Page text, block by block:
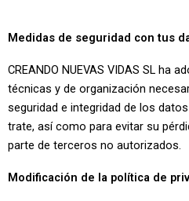
Medidas de seguridad con tus
CREANDO NUEVAS VIDAS SL ha
técnicas y de organización
seguridad e integridad de los
trate, así como para evitar su
parte de terceros no autorizados.
Modificación de la política de